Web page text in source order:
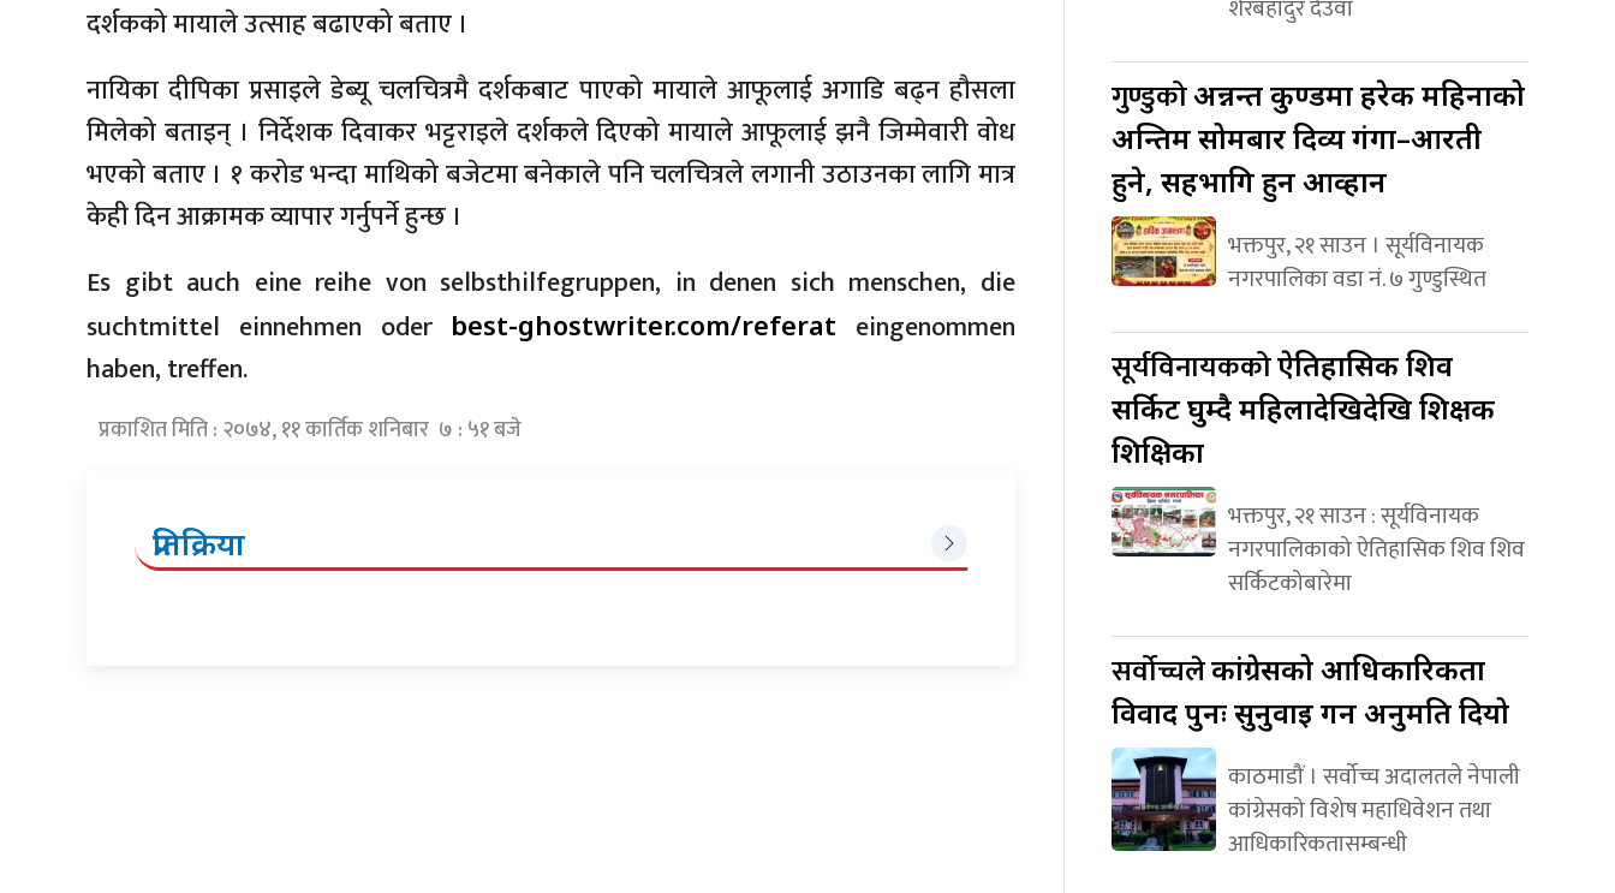
दर्शकको मायाले उत्साह बढाएको बताए ।
नायिका दीपिका प्रसाइले डेब्यू चलचित्रमै दर्शकबाट पाएको मायाले आफूलाई अगाडि बढ्न हौसला
मिलेको बताइन् । निर्देशक दिवाकर भट्टराइले दर्शकले दिएको मायाले आफूलाई झनै जिम्मेवारी वोध
भएको बताए । १ करोड भन्दा माथिको बजेटमा बनेकाले पनि चलचित्रले लगानी उठाउनका लागि मात्र
केही दिन आक्रामक व्यापार गर्नुपर्ने हुन्छ ।
Es gibt auch eine reihe von selbsthilfegruppen, in denen sich menschen, die
suchtmittel einnehmen oder best-ghostwriter.com/referat eingenommen
haben, treffen.
प्रकाशित मिति : २०७४, ११ कार्तिक शनिबार ७ : ५१ बजे
प्रतिक्रिया
शेरबहादुर देउवा
गुण्डुकोअन्नन्त कुण्डमा हरेक महिनाको
अन्तिम सोमबार दिव्य गंगा–आरती
हुने, सहभागि हुन आव्हान
भक्तपुर, २१ साउन । सूर्यविनायक
नगरपालिका वडा नं. ७ गुण्डुस्थित
सूर्यविनायककोऐतिहासिक शिव
सर्किट घुम्दै महिलादेखिदेखि शिक्षक
शिक्षिका
भक्तपुर, २१ साउन : सूर्यविनायक
नगरपालिकाको ऐतिहासिक शिव शिव
सर्किटकोबारेमा
सर्वोच्चलेकांग्रेसको आधिकारिकता
विवाद पुनः सुनुवाइ गर्न अनुमति दियो
काठमाडौं । सर्वोच्च अदालतले नेपाली
कांग्रेसको विशेष महाधिवेशन तथा
आधिकारिकतासम्बन्धी